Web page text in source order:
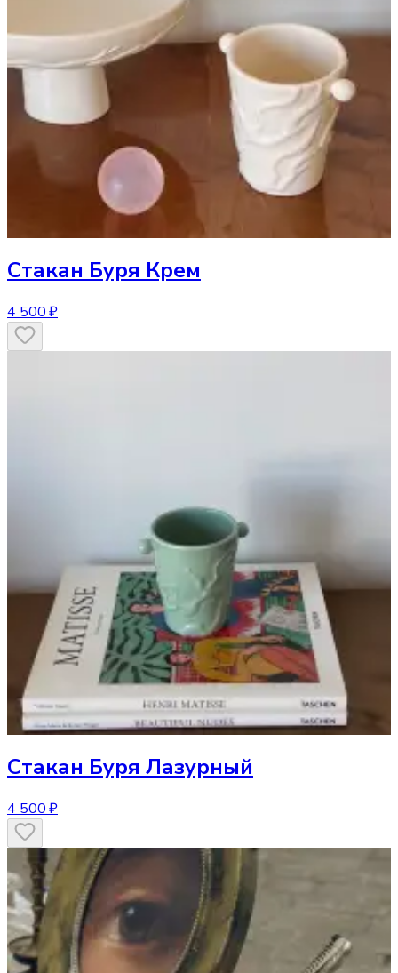
Стакан Буря Крем
4 500 ₽
Стакан Буря Лазурный
4 500 ₽